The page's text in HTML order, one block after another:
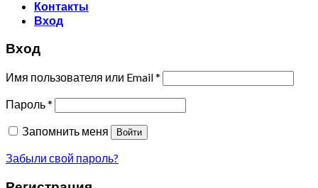
Контакты
Вход
Вход
Имя пользователя или Email*
Пароль*
Запомнить меня
Войти
Забыли свой пароль?